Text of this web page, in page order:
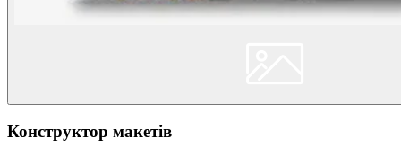
Конструктор макетів